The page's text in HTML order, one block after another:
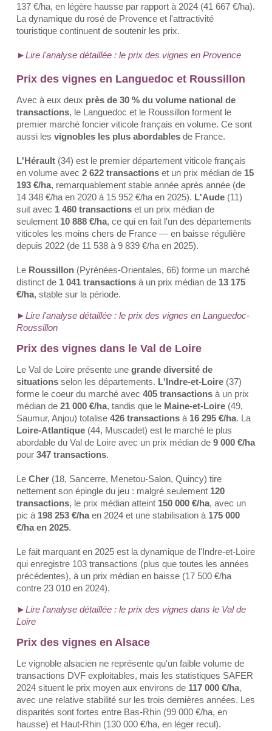
137 €/ha, en légère hausse par rapport à 2024 (41 667 €/ha).
La dynamique du rosé de Provence et l'attractivité
touristique continuent de soutenir les prix.
►Lire l'analyse détaillée : le prix des vignes en Provence
Prix des vignes en Languedoc et Roussillon
Avec à eux deux près de 30 % du volume national de
transactions, le Languedoc et le Roussillon forment le
premier marché foncier viticole français en volume. Ce sont
aussi les vignobles les plus abordables de France.
L'Hérault (34) est le premier département viticole français
en volume avec 2 622 transactions et un prix médian de 15
193 €/ha, remarquablement stable année après année (de
14 348 €/ha en 2020 à 15 952 €/ha en 2025). L'Aude (11)
suit avec 1 460 transactions et un prix médian de
seulement 10 888 €/ha, ce qui en fait l'un des départements
viticoles les moins chers de France — en baisse régulière
depuis 2022 (de 11 538 à 9 839 €/ha en 2025).
Le Roussillon (Pyrénées-Orientales, 66) forme un marché
distinct de 1 041 transactions à un prix médian de 13 175
€/ha, stable sur la période.
►Lire l'analyse détaillée : le prix des vignes en Languedoc-
Roussillon
Prix des vignes dans le Val de Loire
Le Val de Loire présente une grande diversité de
situations selon les départements. L'Indre-et-Loire (37)
forme le coeur du marché avec 405 transactions à un prix
médian de 21 000 €/ha, tandis que le Maine-et-Loire (49,
Saumur, Anjou) totalise 426 transactions à 16 295 €/ha. La
Loire-Atlantique (44, Muscadet) est le marché le plus
abordable du Val de Loire avec un prix médian de 9 000 €/ha
pour 347 transactions.
Le Cher (18, Sancerre, Menetou-Salon, Quincy) tire
nettement son épingle du jeu : malgré seulement 120
transactions, le prix médian atteint 150 000 €/ha, avec un
pic à 198 253 €/ha en 2024 et une stabilisation à 175 000
€/ha en 2025.
Le fait marquant en 2025 est la dynamique de l'Indre-et-Loire
qui enregistre 103 transactions (plus que toutes les années
précédentes), à un prix médian en baisse (17 500 €/ha
contre 23 010 en 2024).
►Lire l'analyse détaillée : le prix des vignes dans le Val de
Loire
Prix des vignes en Alsace
Le vignoble alsacien ne représente qu'un faible volume de
transactions DVF exploitables, mais les statistiques SAFER
2024 situent le prix moyen aux environs de 117 000 €/ha,
avec une relative stabilité sur les trois dernières années. Les
disparités sont fortes entre Bas-Rhin (99 000 €/ha, en
hausse) et Haut-Rhin (130 000 €/ha, en léger recul).